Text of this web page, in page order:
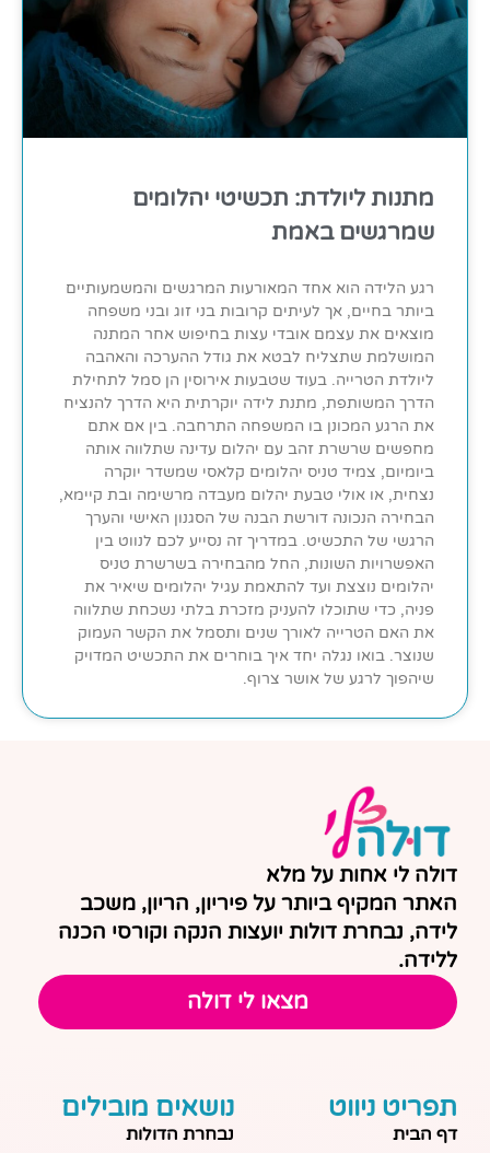
מתנות ליולדת: תכשיטי יהלומים
שמרגשים באמת
רגע הלידה הוא אחד המאורעות המרגשים והמשמעותיים
ביותר בחיים, אך לעיתים קרובות בני זוג ובני משפחה
מוצאים את עצמם אובדי עצות בחיפוש אחר המתנה
המושלמת שתצליח לבטא את גודל ההערכה והאהבה
ליולדת הטרייה. בעוד שטבעות אירוסין הן סמל לתחילת
הדרך המשותפת, מתנת לידה יוקרתית היא הדרך להנציח
את הרגע המכונן בו המשפחה התרחבה. בין אם אתם
מחפשים שרשרת זהב עם יהלום עדינה שתלווה אותה
ביומיום, צמיד טניס יהלומים קלאסי שמשדר יוקרה
נצחית, או אולי טבעת יהלום מעבדה מרשימה ובת קיימא,
הבחירה הנכונה דורשת הבנה של הסגנון האישי והערך
הרגשי של התכשיט. במדריך זה נסייע לכם לנווט בין
האפשרויות השונות, החל מהבחירה בשרשרת טניס
יהלומים נוצצת ועד להתאמת עגיל יהלומים שיאיר את
פניה, כדי שתוכלו להעניק מזכרת בלתי נשכחת שתלווה
את האם הטרייה לאורך שנים ותסמל את הקשר העמוק
שנוצר. בואו נגלה יחד איך בוחרים את התכשיט המדויק
שיהפוך לרגע של אושר צרוף.
דולה לי אחות על מלא
האתר המקיף ביותר על פיריון, הריון, משכב
לידה, נבחרת דולות יועצות הנקה וקורסי הכנה
ללידה.
מצאו לי דולה
תפריט ניווט
דף הבית
נושאים מובילים
נבחרת הדולות